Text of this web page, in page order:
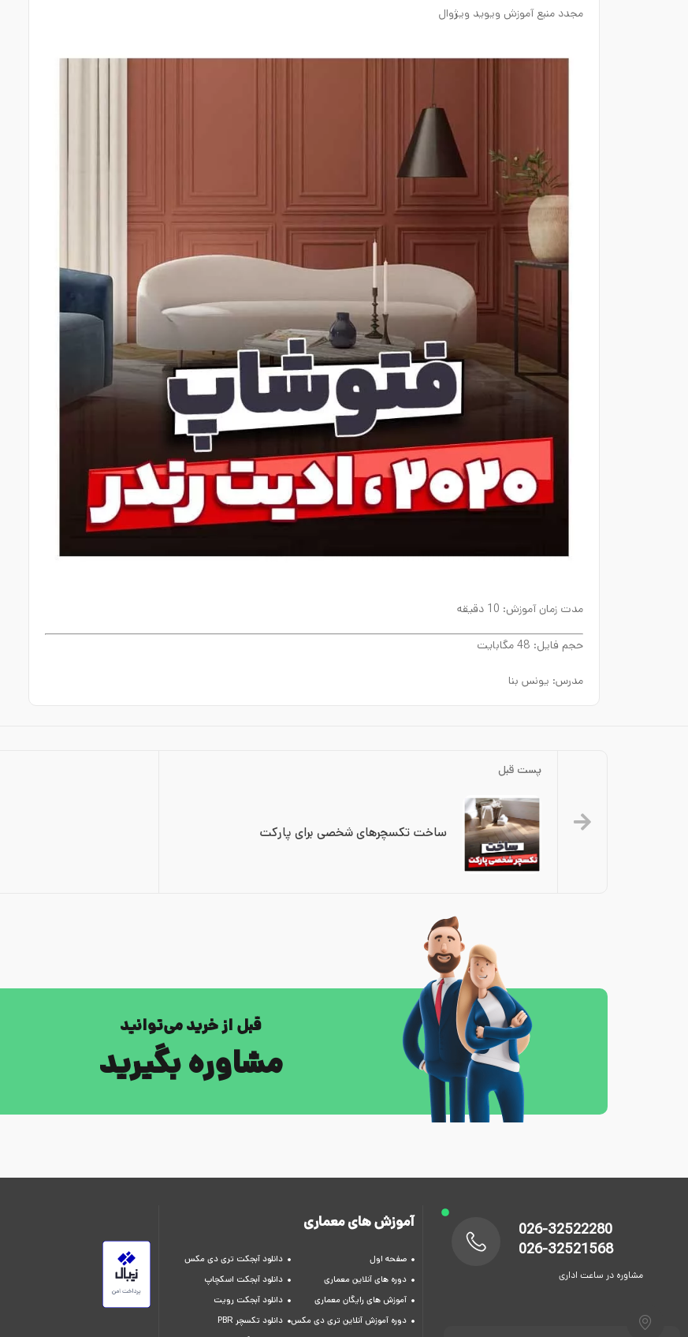
مجدد منبع آموزش ویوید ویژوال
مدت زمان آموزش: 10 دقیقه
حجم فایل: 48 مگابایت
مدرس: یونس بنا
پست قبل
ساخت تکسچرهای شخصی برای پارکت
قبل از خرید می‌توانید
مشاوره بگیرید
026-32522280
026-32521568
مشاوره در ساعت اداری
آموزش های معماری
صفحه اول
دوره های آنلاین معماری
آموزش های رایگان معماری
دوره آموزش آنلاین تری دی مکس
دانلود آبجکت تری دی مکس
دانلود آبجکت اسکچاپ
دانلود آبجکت رویت
دانلود تکسچر PBR